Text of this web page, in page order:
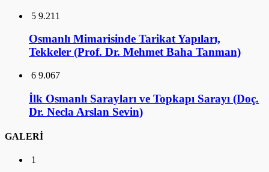
5 9.211
Osmanlı Mimarisinde Tarikat Yapıları,
Tekkeler (Prof. Dr. Mehmet Baha Tanman)
6 9.067
İlk Osmanlı Sarayları ve Topkapı Sarayı (Doç.
Dr. Necla Arslan Sevin)
GALERİ
1